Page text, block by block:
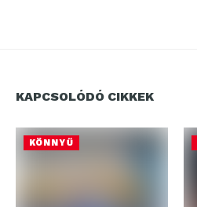
KAPCSOLÓDÓ CIKKEK
KÖNNYŰ